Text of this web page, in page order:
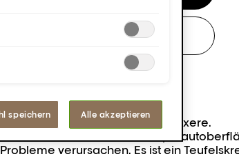
FINDE EINEN SALON
ist Haut, aber eine viel komplexere.
und feine Risse auf der
verursachen. Es ist ein
speichern Alle akzeptieren